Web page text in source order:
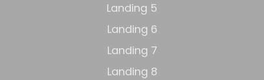
Landing 5
Landing 6
Landing 7
Landing 8